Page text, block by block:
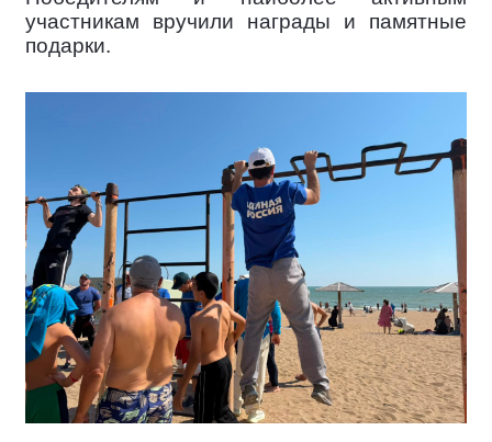
участникам вручили награды и памятные
подарки.